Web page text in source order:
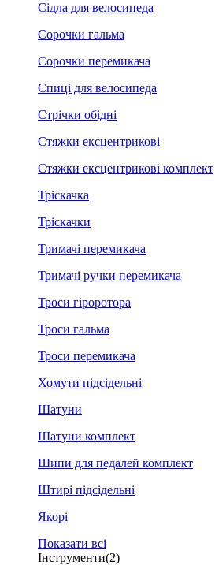
Сідла для велосипеда
Сорочки гальма
Сорочки перемикача
Спиці для велосипеда
Стрічки обідні
Стяжки ексцентрикові
Стяжки ексцентрикові комплект
Тріскачка
Тріскачки
Тримачі перемикача
Тримачі ручки перемикача
Троси гіроротора
Троси гальма
Троси перемикача
Хомути підсідельні
Шатуни
Шатуни комплект
Шипи для педалей комплект
Штирі підсідельні
Якорі
Показати всі
Інструменти(2)